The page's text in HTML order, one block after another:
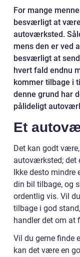
For mange
besværligt at
autoværksted.
mens den er ved
besværligt at
hvert fald endnu
kommer tilbage i
denne grund har
pålideligt
Et
Det kan godt
autoværksted; det
Ikke desto
din bil tilbage, og
ordentlig vis. Vil
tilbage i god
handler det om at
Vil du gerne finde
kan det være en